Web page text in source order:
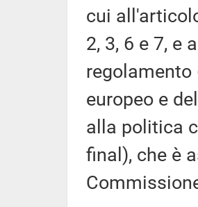
cui
2, 3, 6 e 7, e
regolamento
europeo e
alla politica
final), che è